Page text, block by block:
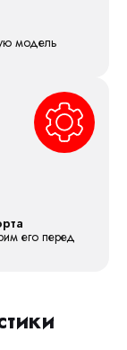
модель
его перед